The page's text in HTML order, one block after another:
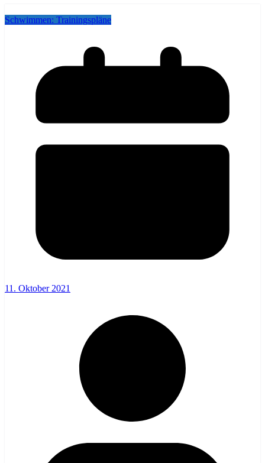
Schwimmen: Trainingspläne
11. Oktober 2021